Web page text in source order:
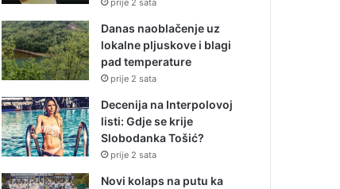
prije 2 sata
Danas naoblačenje uz
lokalne pljuskove i blagi
pad temperature
prije 2 sata
Decenija na Interpolovoj
listi: Gdje se krije
Slobodanka Tošić?
prije 2 sata
Novi kolaps na putu ka